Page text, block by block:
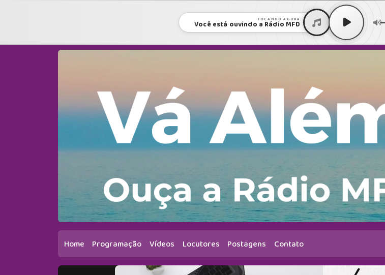
TOCANDO AGORA
Você está ouvindo a Rádio MFD
Home Programação Vídeos Locutores Postagens Contato